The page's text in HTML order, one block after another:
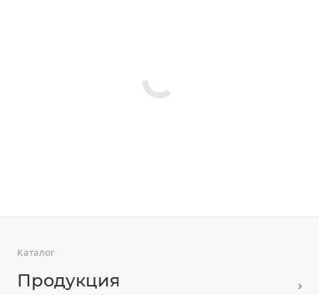
Каталог
Продукция